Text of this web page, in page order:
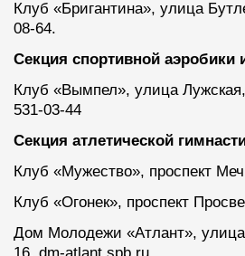
Клуб «Бригантина», улица
08-64.
Секция спортивной аэробики
Клуб «Вымпел», улица
531-03-44
Секция атлетической
Клуб «Мужество», проспект
Клуб «Огонек», проспект
Дом Молодежи «Атлант»,